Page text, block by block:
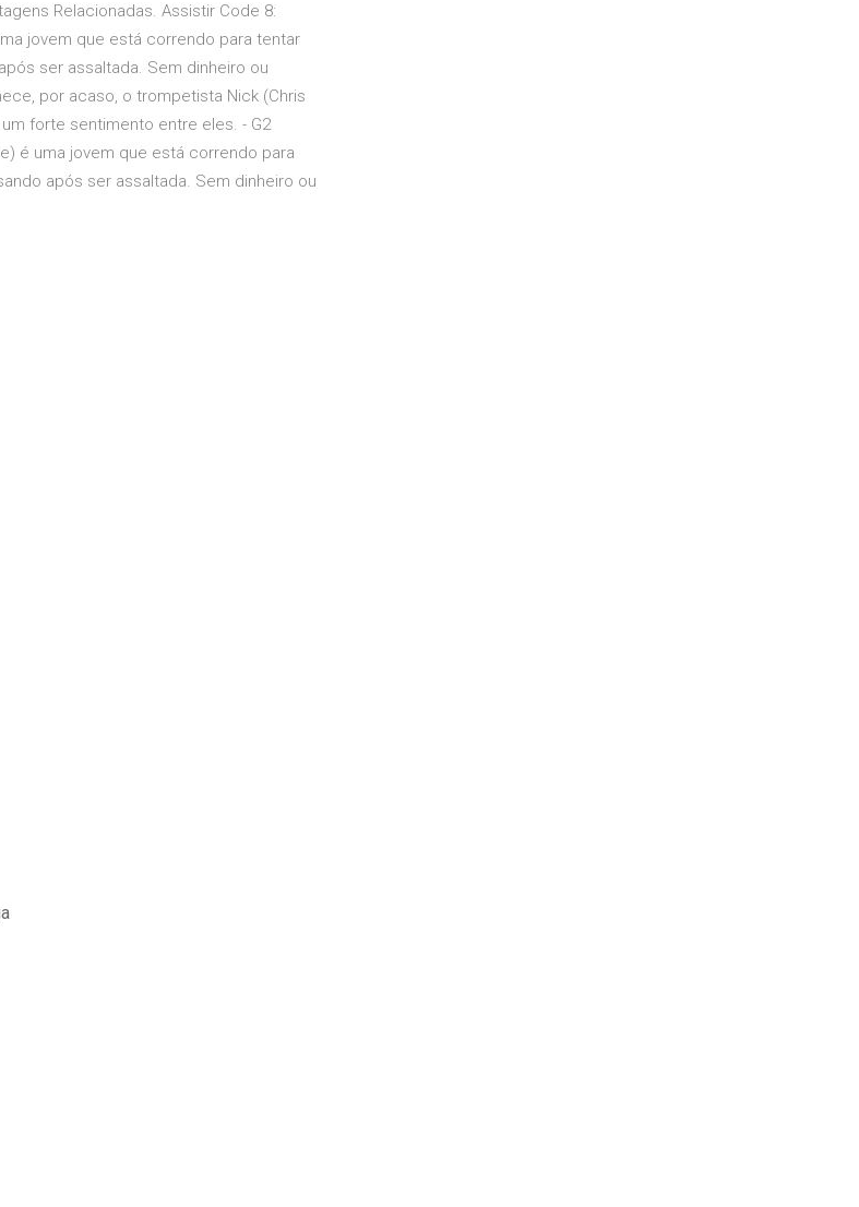
Relacionadas. Assistir Code 8:
jovem que está correndo para tentar
ser assaltada. Sem dinheiro ou
por acaso, o trompetista Nick (Chris
forte sentimento entre eles. - G2
é uma jovem que está correndo para
após ser assaltada. Sem dinheiro ou